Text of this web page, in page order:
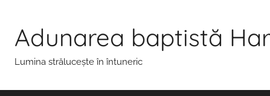
Adunarea baptistă
Lumina strălucește în întuneric